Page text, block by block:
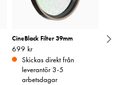
CineBlack Filter 39mm
Pris: 699 kr
699 kr
Skickas direkt från
leverantör 3-5
arbetsdagar
NiSi